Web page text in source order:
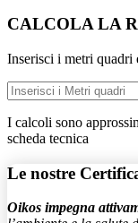
CALCOLA LA
Inserisci i metri quadri
I calcoli sono
scheda tecnica
Le nostre
Oikos impegna